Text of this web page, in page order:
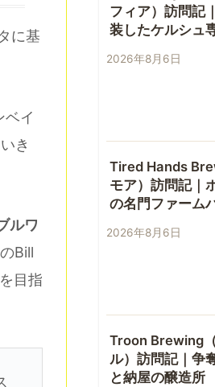
に基
ベイ
き
ルワ
Bill
目指
フィア）訪問記
装したケルシュ
2026年8月6日
Tired Hands
モア）訪問記｜
の名門ファーム
2026年8月6日
Troon Brewing
ル）訪問記｜争
と納屋の醸造所